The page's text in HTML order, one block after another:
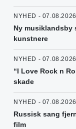
NYHED - 07.08.2026
Ny
kunstnere
NYHED - 07.08.2026
“I Love Rock n
skade
NYHED - 07.08.2026
Russisk sang
film